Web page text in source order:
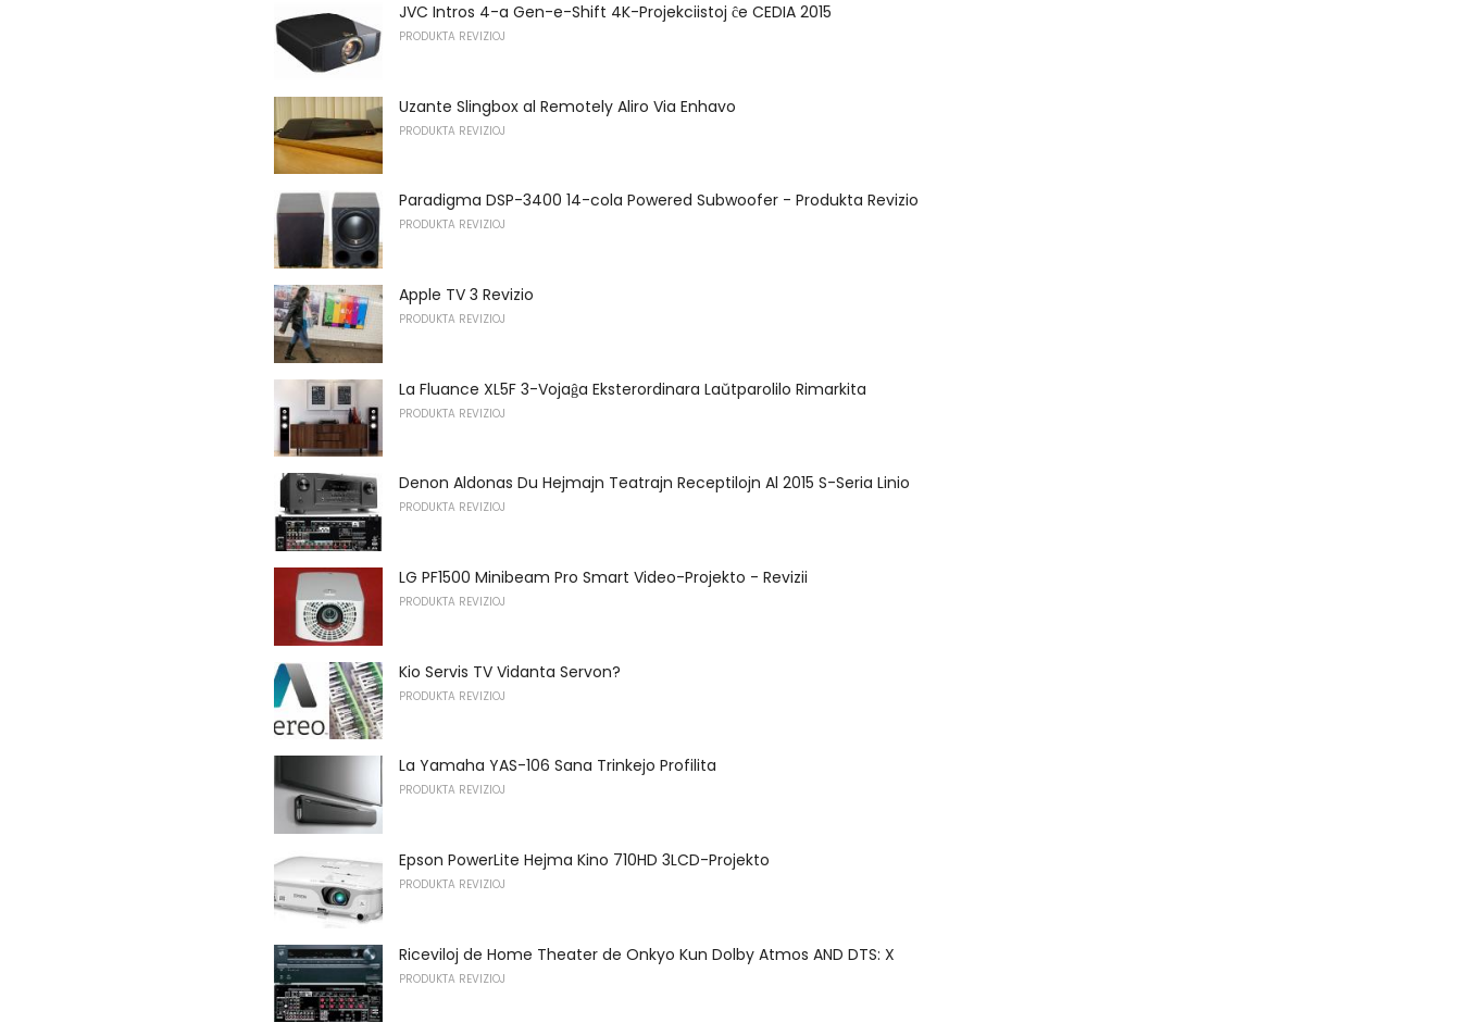
JVC Intros 4-a Gen-e-Shift 4K-Projekciistoj ĉe CEDIA 2015
PRODUKTA REVIZIOJ
Uzante Slingbox al Remotely Aliro Via Enhavo
PRODUKTA REVIZIOJ
Paradigma DSP-3400 14-cola Powered Subwoofer - Produkta Revizio
PRODUKTA REVIZIOJ
Apple TV 3 Revizio
PRODUKTA REVIZIOJ
La Fluance XL5F 3-Vojaĝa Eksterordinara Laŭtparolilo Rimarkita
PRODUKTA REVIZIOJ
Denon Aldonas Du Hejmajn Teatrajn Receptilojn Al 2015 S-Seria Linio
PRODUKTA REVIZIOJ
LG PF1500 Minibeam Pro Smart Video-Projekto - Revizii
PRODUKTA REVIZIOJ
Kio Servis TV Vidanta Servon?
PRODUKTA REVIZIOJ
La Yamaha YAS-106 Sana Trinkejo Profilita
PRODUKTA REVIZIOJ
Epson PowerLite Hejma Kino 710HD 3LCD-Projekto
PRODUKTA REVIZIOJ
Riceviloj de Home Theater de Onkyo Kun Dolby Atmos AND DTS: X
PRODUKTA REVIZIOJ